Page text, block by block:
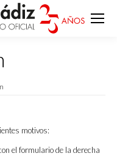
motivos:
el formulario de la derecha